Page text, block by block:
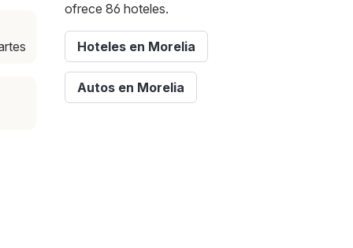
ofrece 86 hoteles.
Hoteles en Morelia
Autos en Morelia